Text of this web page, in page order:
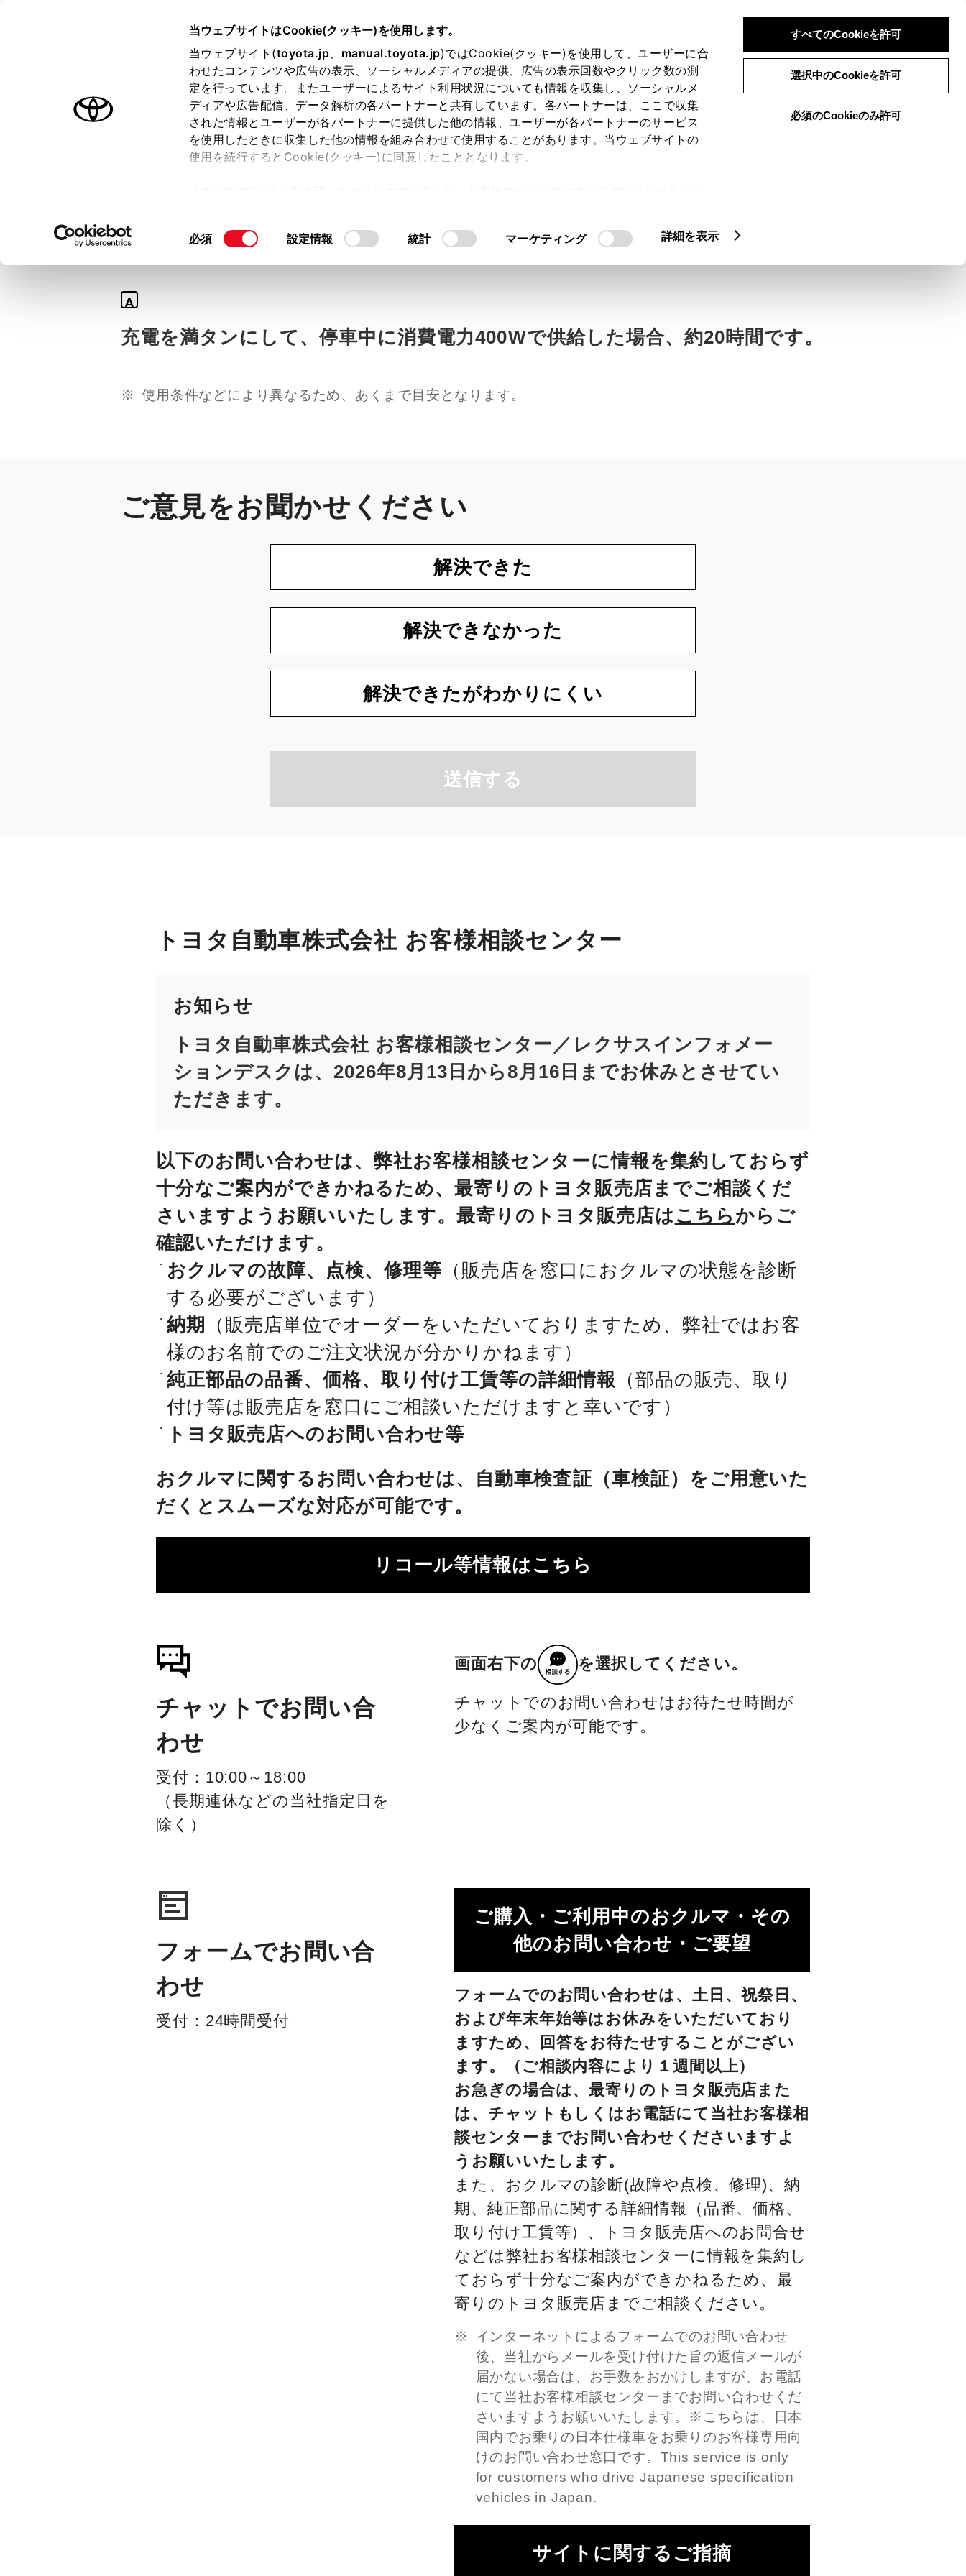
当ウェブサイトはCookie(クッキー)を使用します。
当ウェブサイト(toyota.jp、 manual.toyota.jp)ではCookie(クッキー)を使用して、ユーザーに合
わせたコンテンツや広告の表示、ソーシャルメディアの提供、広告の表示回数やクリック数の測
定を行っています。またユーザーによるサイト利用状況についても情報を収集し、ソーシャルメ
ディアや広告配信、データ解析の各パートナーと共有しています。各パートナーは、ここで収集
された情報とユーザーが各パートナーに提供した他の情報、ユーザーが各パートナーのサービス
を使用したときに収集した他の情報を組み合わせて使用することがあります。当ウェブサイトの
使用を続行するとCookie(クッキー)に同意したこととなります。
て」をご覧ください。
同
必須 設定情報 統計 マーケティング 詳細を表示
すべてのCookieを許可
選択中のCookieを許可
必須のCookieのみ許可
ログイン 検索 メニュー
オーナーサポート トピックス
能時間を教えて。
A
充電を満タンにして、停車中に消費電力400Wで供給した場合、約20時間です。
使用条件などにより異なるため、あくまで目安となります。
ご意見をお聞かせください
解決できた
解決できなかった
解決できたがわかりにくい
送信する
トヨタ自動車株式会社 お客様相談センター
お知らせ
トヨタ自動車株式会社 お客様相談センター／レクサスインフォメー
ションデスクは、2026年8月13日から8月16日までお休みとさせてい
ただきます。
以下のお問い合わせは、弊社お客様相談センターに情報を集約しておらず
十分なご案内ができかねるため、最寄りのトヨタ販売店までご相談くだ
さいますようお願いいたします。最寄りのトヨタ販売店は こちら からご
確認いただけます。
おクルマの故障、点検、修理等 （販売店を窓口におクルマの状態を診断
する必要がございます）
納期
（販売店単位でオーダーをいただいておりますため、弊社ではお客
様のお名前でのご注文状況が分かりかねます）
純正部品の品番、価格、取り付け工賃等の詳細情報
（部品の販売、取り
付け等は販売店を窓口にご相談いただけますと幸いです）
トヨタ販売店へのお問い合わせ等
おクルマに関するお問い合わせは、自動車検査証（車検証）をご用意いた
だくとスムーズな対応が可能です。
リコール等情報はこちら
チャットでお問い合
わせ
受付：10:00～18:00
（長期連休などの当社指定日を
除く）
画面右下の を選択してください。
チャットでのお問い合わせはお待たせ時間が
少なくご案内が可能です。
フォームでお問い合
わせ
受付：24時間受付
ご購入・ご利用中のおクルマ・その
他のお問い合わせ・ご要望​
フォームでのお問い合わせは、土日、祝祭日、
および年末年始等はお休みをいただいており
ますため、回答をお待たせすることがござい
ます。（ご相談内容により１週間以上）
お急ぎの場合は、最寄りのトヨタ販売店また
は、チャットもしくはお電話にて当社お客様相
談センターまでお問い合わせくださいますよ
うお願いいたします。
また、おクルマの診断(故障や点検、修理)、納
期、純正部品に関する詳細情報（品番、価格、
取り付け工賃等）、トヨタ販売店へのお問合せ
などは弊社お客様相談センターに情報を集約し
ておらず十分なご案内ができかねるため、最
寄りのトヨタ販売店までご相談ください。
インターネットによるフォームでのお問い合わせ
後、当社からメールを受け付けた旨の返信メールが
届かない場合は、お手数をおかけしますが、お電話
にて当社お客様相談センターまでお問い合わせくだ
さいますようお願いいたします。※こちらは、日本
国内でお乗りの日本仕様車をお乗りのお客様専用向
けのお問い合わせ窓口です。This service is only
for customers who drive Japanese specification
vehicles in Japan.
サイトに関するご指摘